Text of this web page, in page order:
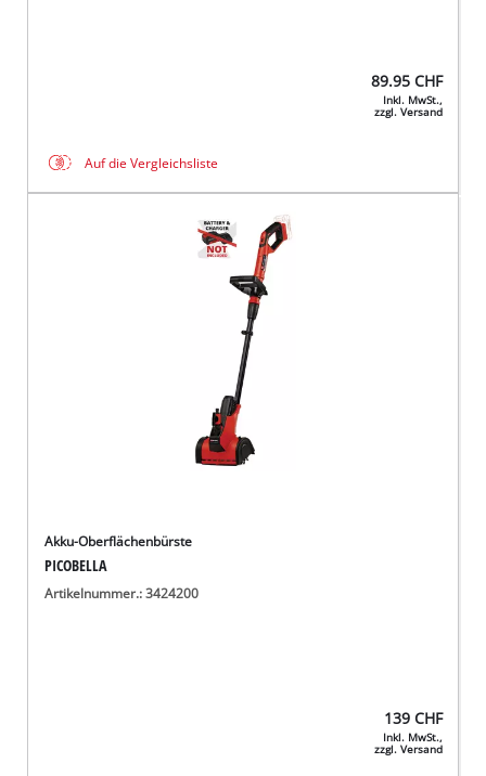
89.95 CHF
Inkl. MwSt.,
zzgl. Versand
Auf die Vergleichsliste
Akku-Oberflächenbürste
PICOBELLA
Artikelnummer.: 3424200
139 CHF
Inkl. MwSt.,
zzgl. Versand